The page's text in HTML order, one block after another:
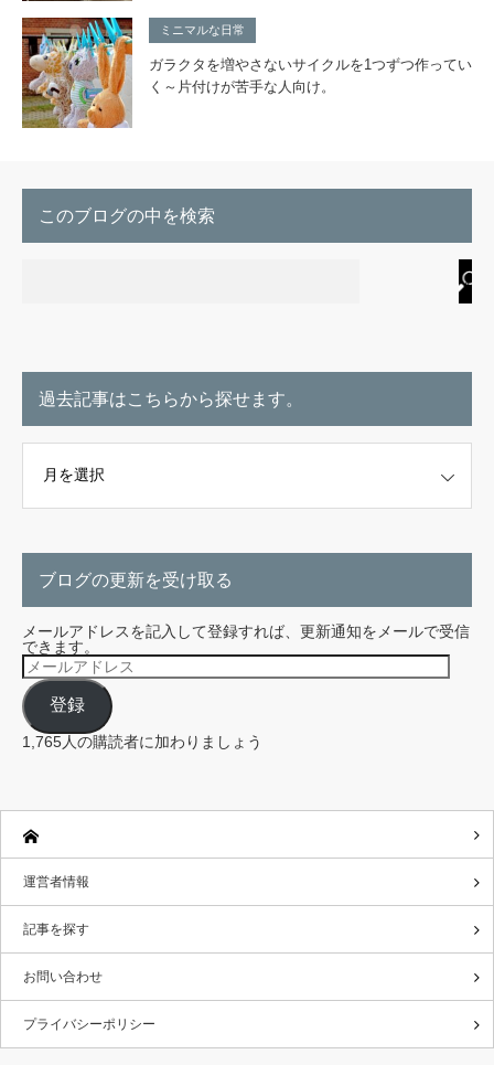
ミニマルな日常
ガラクタを増やさないサイクルを1つずつ作ってい
く～片付けが苦手な人向け。
このブログの中を検索
過去記事はこちらから探せます。
ブログの更新を受け取る
メールアドレスを記入して登録すれば、更新通知をメールで受信
できます。
メ
ー
ル
ア
ド
レ
ス
登録
1,765人の購読者に加わりましょう
運営者情報
記事を探す
お問い合わせ
プライバシーポリシー